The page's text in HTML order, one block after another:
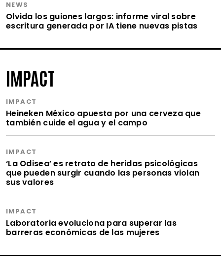
NEWS
Olvida los guiones largos: informe viral sobre
escritura generada por IA tiene nuevas pistas
IMPACT
IMPACT
Heineken México apuesta por una cerveza que
también cuide el agua y el campo
IMPACT
‘La Odisea’ es retrato de heridas psicológicas
que pueden surgir cuando las personas violan
sus valores
IMPACT
Laboratoria evoluciona para superar las
barreras económicas de las mujeres